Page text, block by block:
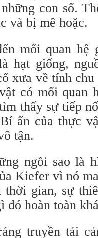
con số.
và bị mê hoặc.
mối quan
hạt giống,
xưa về tính
có mối quan
thấy sự tiếp
ẩn của thực
tận.
ngôi sao là
Kiefer vì nó
gian, sự
đó hoàn toàn
truyền tải